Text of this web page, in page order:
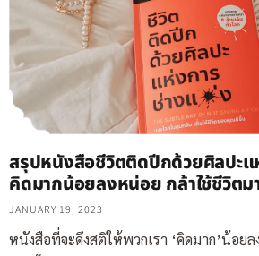
สรุปหนังสือชีวิตติดปีกด้วยศิลปะแ
คิดมากน้อยลงหน่อย กล้าใช้ชีวิตม
JANUARY 19, 2023
หนังสือที่จะดึงสติให้พวกเรา ‘คิดมาก’น้อย